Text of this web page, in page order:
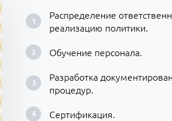
Распределение
реализацию политики.
Обучение персонала.
Разработка
процедур.
Сертификация.